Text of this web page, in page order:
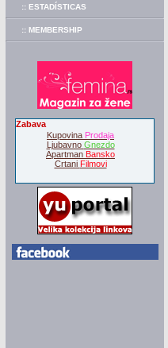
:: ESTADÍSTICAS
:: MEMBERSHIP
Zabava
Kupovina Prodaja
Ljubavno Gnezdo
Apartman Bansko
Crtani Filmovi